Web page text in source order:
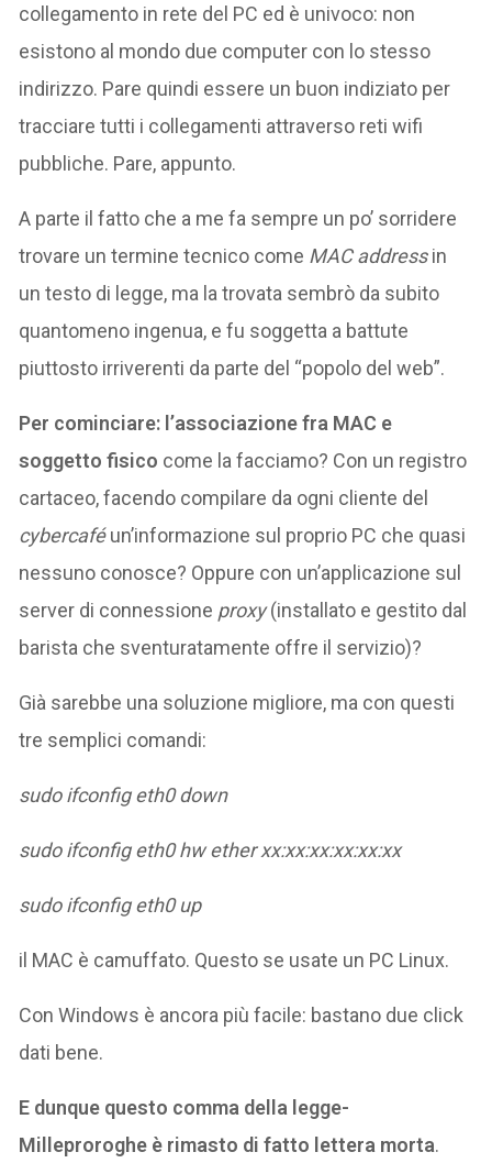
collegamento in rete del PC ed è univoco: non
esistono al mondo due computer con lo stesso
indirizzo. Pare quindi essere un buon indiziato per
tracciare tutti i collegamenti attraverso reti wifi
pubbliche. Pare, appunto.
A parte il fatto che a me fa sempre un po’ sorridere
trovare un termine tecnico come MAC addressin
un testo di legge, ma la trovata sembrò da subito
quantomeno ingenua, e fu soggetta a battute
piuttosto irriverenti da parte del “popolo del web”.
Per cominciare: l’associazione fra MAC e
soggetto fisico come la facciamo? Con un registro
cartaceo, facendo compilare da ogni cliente del
cybercaféun’informazione sul proprio PC che quasi
nessuno conosce? Oppure con un’applicazione sul
server di connessione proxy(installato e gestito dal
barista che sventuratamente offre il servizio)?
Già sarebbe una soluzione migliore, ma con questi
tre semplici comandi:
sudo ifconfig eth0 down
sudo ifconfig eth0 hw ether xx:xx:xx:xx:xx:xx
sudo ifconfig eth0 up
il MAC è camuffato. Questo se usate un PC Linux.
Con Windows è ancora più facile: bastano due click
dati bene.
E dunque questo comma della legge-
Milleproroghe è rimasto di fatto lettera morta.